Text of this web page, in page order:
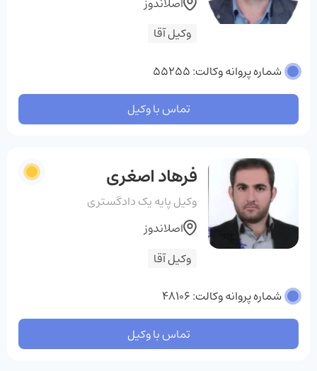
وکیل آقا
شماره پروانه وکالت: 55255
تماس با وکیل
فرهاد اصغری
وکیل پایه یک دادگستری
وکیل آقا
اصلاندوز
شماره پروانه وکالت: 48106
تماس با وکیل